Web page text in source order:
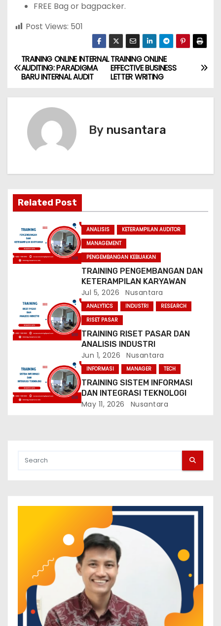
FREE Bag or bagpacker.
Post Views: 501
P
o
v
i
g
a
o
n
TRAINING ONLINE
EFFECTIVE BUSINESS
LETTER WRITING
TRAINING ONLINE INTERNAL
AUDITING: PARADIGMA
BARU INTERNAL AUDIT
By nusantara
Related Post
ANALISIS
KETERAMPILAN AUDITOR
MANAGEMENT
PENGEMBANGAN KEBIJAKAN
TRAINING PENGEMBANGAN DAN
KETERAMPILAN KARYAWAN
Jul 5, 2026 Nusantara
ANALYTICS INDUSTRI
RESEARCH
RISET PASAR
TRAINING RISET PASAR DAN
ANALISIS INDUSTRI
Jun 1, 2026 Nusantara
INFORMASI MANAGER TECH
TRAINING SISTEM INFORMASI
DAN INTEGRASI TEKNOLOGI
May 11, 2026 Nusantara